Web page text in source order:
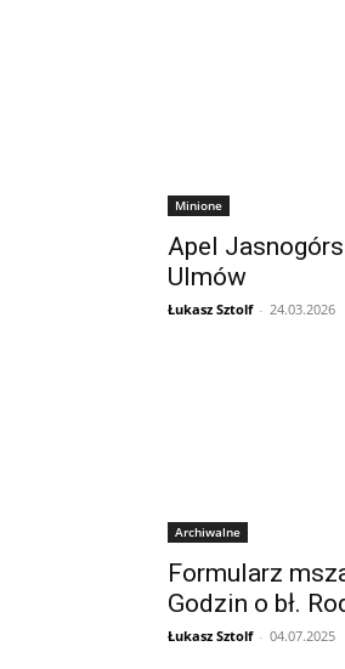
Minione
Apel
Ulmów
Łukasz Sztolf - 24.03.2026
Archiwalne
Formularz
Godzin o bł.
Łukasz Sztolf - 04.07.2025